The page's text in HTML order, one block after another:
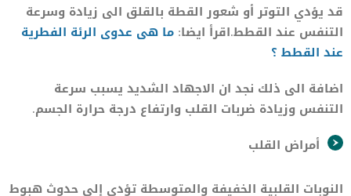
قد يؤدي التوتر أو شعور القطة بالقلق الى زيادة وسرعة
التنفس عند القطط.اقرأ ايضا: ما هى عدوى الرئة الفطرية
عند القطط ؟
اضافة الى ذلك نجد ان الاجهاد الشديد يسبب سرعة
التنفس وزيادة ضربات القلب وارتفاع درجة حرارة الجسم.
أمراض القلب
النوبات القلبية الخفيفة والمتوسطة تؤدى إلى حدوث هبوط